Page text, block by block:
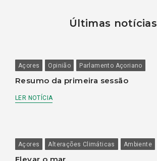
Últimas notícias
Açores Opinião Parlamento Açoriano
Resumo da primeira sessão
LER NOTÍCIA
Açores Alterações Climáticas Ambiente
Elevar o mar